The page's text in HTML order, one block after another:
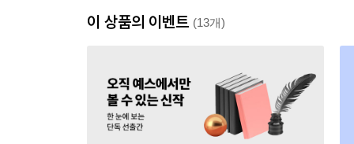
이 상품의 이벤트 (13개)